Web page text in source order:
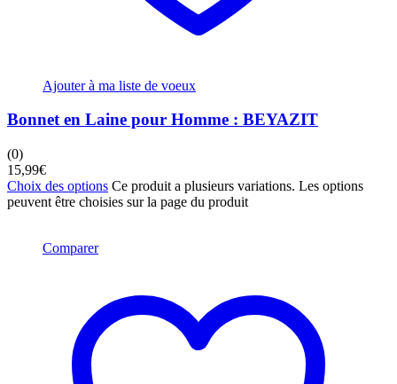
Ajouter à ma liste de voeux
Bonnet en Laine pour Homme : BEYAZIT
(0)
15,99€
Choix des options Ce produit a plusieurs variations. Les options
peuvent être choisies sur la page du produit
Comparer